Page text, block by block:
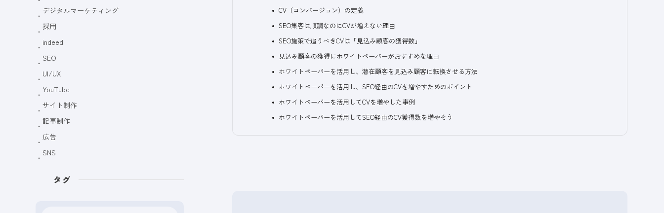
CV（コンバージョン）の定義
SEO集客は順調なのにCVが増えない理由
SEO施策で追うべきCVは「見込み顧客の獲得数」
見込み顧客の獲得にホワイトペーパーがおすすめな理由
ホワイトペーパーを活用し、潜在顧客を見込み顧客に転換させる方法
ホワイトペーパーを活用し、SEO経由のCVを増やすためのポイント
ホワイトペーパーを活用してCVを増やした事例
ホワイトペーパーを活用してSEO経由のCV獲得数を増やそう
デジタルマーケティング
採用
indeed
SEO
UI/UX
YouTube
サイト制作
記事制作
広告
SNS
タグ